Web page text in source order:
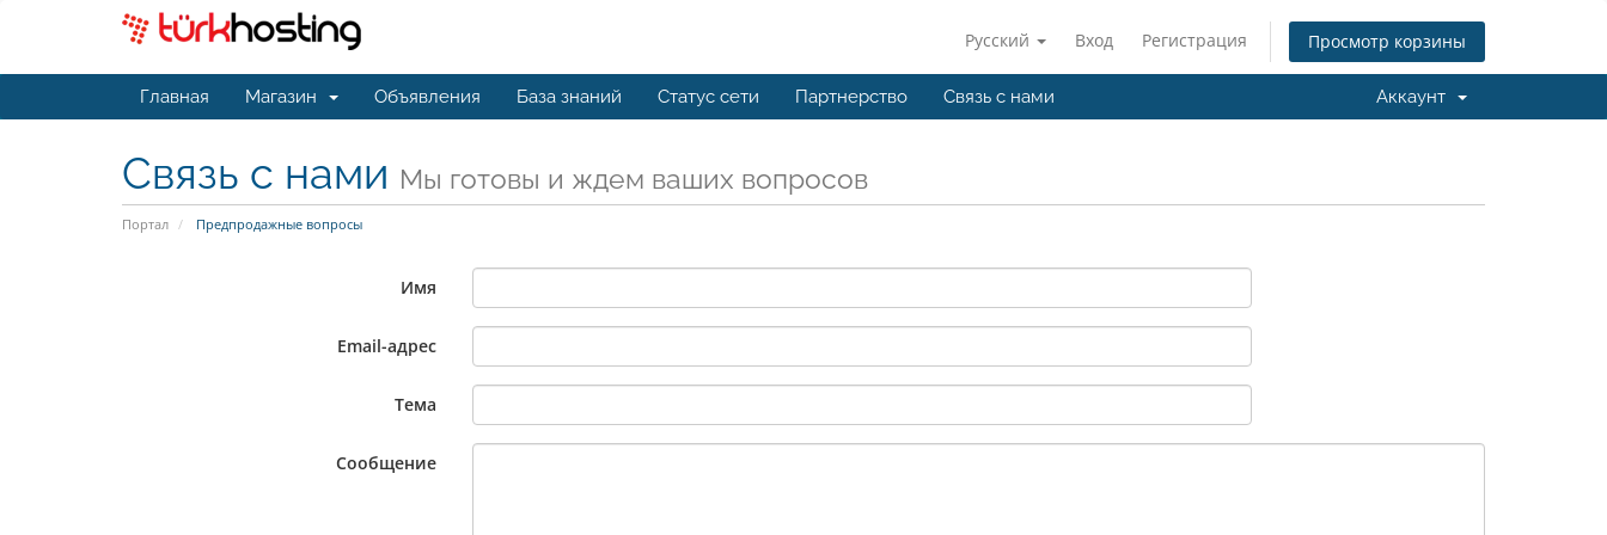
Русский Вход Регистрация Просмотр корзины
Главная Магазин Объявления База знаний Статус сети Партнерство Связь с нами Аккаунт
Связь с нами Мы готовы и ждем ваших вопросов
Портал Предпродажные вопросы
Имя
Email-адрес
Тема
Сообщение